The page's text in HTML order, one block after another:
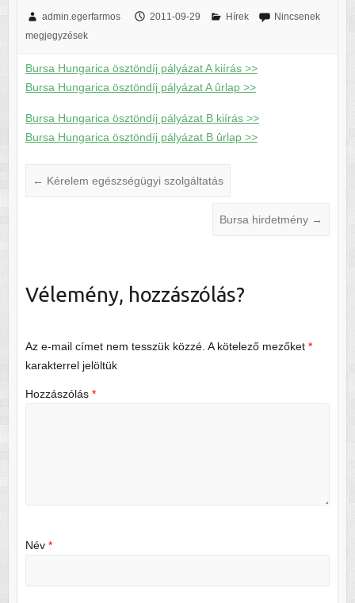
admin.egerfarmos 2011-09-29 Hírek
Nincsenek
megjegyzések
Bursa Hungarica ösztöndíj pályázat A kiírás >>
Bursa Hungarica ösztöndíj pályázat A ûrlap >>
Bursa Hungarica ösztöndíj pályázat B kiírás >>
Bursa Hungarica ösztöndíj pályázat B ûrlap >>
← Kérelem egészségügyi szolgáltatás
Bursa hirdetmény →
Vélemény, hozzászólás?
Az e-mail címet nem tesszük közzé. A kötelező mezőket *
karakterrel jelöltük
Hozzászólás *
Név *